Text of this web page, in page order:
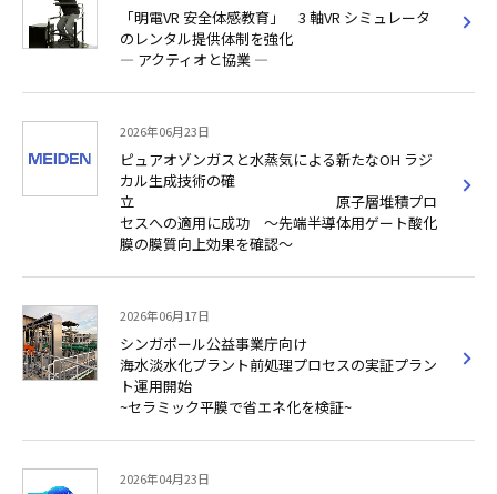
「明電VR 安全体感教育」 3 軸VR シミュレータ
のレンタル提供体制を強化
― アクティオと協業 ―
2026年06月23日
ピュアオゾンガスと水蒸気による新たなOH ラジ
カル生成技術の確
立 原子層堆積プロ
セスへの適用に成功 ～先端半導体用ゲート酸化
膜の膜質向上効果を確認～
2026年06月17日
シンガポール公益事業庁向け
海水淡水化プラント前処理プロセスの実証プラン
ト運用開始
~セラミック平膜で省エネ化を検証~
2026年04月23日